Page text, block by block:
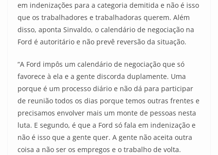
em indenizações para a categoria demitida e não é isso
que os trabalhadores e trabalhadoras querem. Além
disso, aponta Sinvaldo, o calendário de negociação na
Ford é autoritário e não prevê reversão da situação.
“A Ford impôs um calendário de negociação que só
favorece à ela e a gente discorda duplamente. Uma
porque é um processo diário e não dá para participar
de reunião todos os dias porque temos outras frentes e
precisamos envolver mais um monte de pessoas nesta
luta. E segundo, é que a Ford só fala em indenização e
não é isso que a gente quer. A gente não aceita outra
coisa a não ser os empregos e o trabalho de volta.